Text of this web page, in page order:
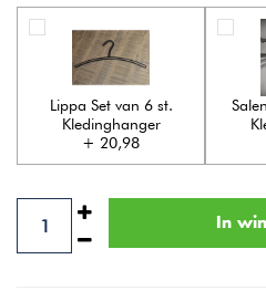
Lippa Set van 6 st.
Kledinghanger
+ 20,98
In